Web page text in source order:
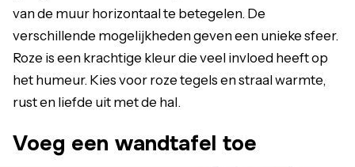
van de muur horizontaal te betegelen. De
verschillende mogelijkheden geven een unieke sfeer.
Roze is een krachtige kleur die veel invloed heeft op
het humeur. Kies voor roze tegels en straal warmte,
rust en liefde uit met de hal.
Voeg een wandtafel toe